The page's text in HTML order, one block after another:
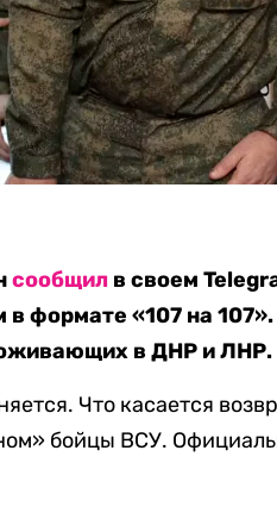
сообщил в своем
формате «107 на
в ДНР и ЛНР.
Что касается
бойцы ВСУ.